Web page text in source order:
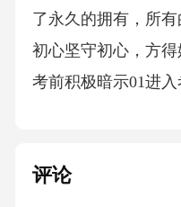
了永久的拥有，所
初心坚守初心，方
考前积极暗示01进
于眼前的题目，不瞻
评论